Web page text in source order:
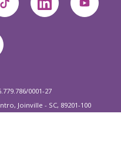
0001-27
Joinville - SC, 89201-100